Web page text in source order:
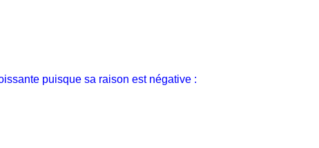
puisque sa raison est négative :